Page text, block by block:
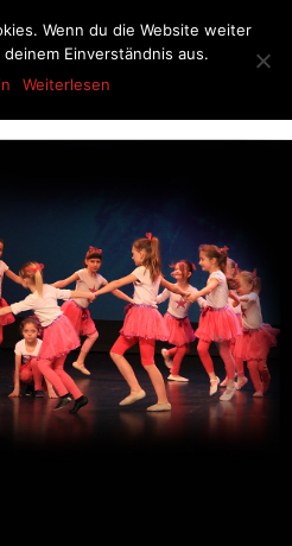
❭
Wenn du die Website weiter
Einverständnis aus.
Weiterlesen